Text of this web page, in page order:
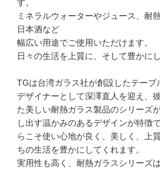
す。
ミネラルウォーターやジュース、耐
日本酒など
幅広い用途でご使用いただけます。
日々の生活を上質に、そして豊かに
TGは台湾ガラス社が創設したテーブ
デザイナーとして深澤直人を迎え、
た美しい耐熱ガラス製品のシリーズ
し出す温かみのあるデザインが特徴
らこそ使い心地が良く、美しく、上
ちの生活を豊かにしてくれます。
実用性も高く、耐熱ガラスシリーズ